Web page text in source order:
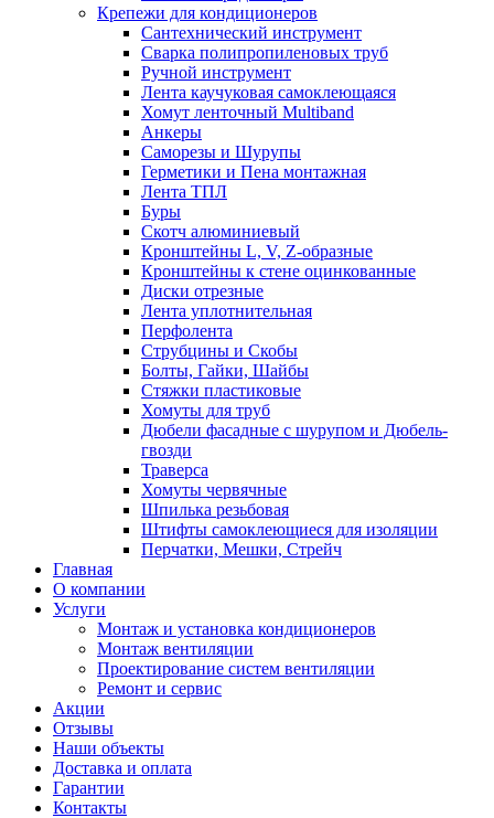
Крепежи для кондиционеров
Сантехнический инструмент
Сварка полипропиленовых труб
Ручной инструмент
Лента каучуковая самоклеющаяся
Хомут ленточный Multiband
Анкеры
Саморезы и Шурупы
Герметики и Пена монтажная
Лента ТПЛ
Буры
Скотч алюминиевый
Кронштейны L, V, Z-образные
Кронштейны к стене оцинкованные
Диски отрезные
Лента уплотнительная
Перфолента
Струбцины и Скобы
Болты, Гайки, Шайбы
Стяжки пластиковые
Хомуты для труб
Дюбели фасадные с шурупом и Дюбель-
гвозди
Траверса
Хомуты червячные
Шпилька резьбовая
Штифты самоклеющиеся для изоляции
Перчатки, Мешки, Стрейч
Главная
О компании
Услуги
Монтаж и установка кондиционеров
Монтаж вентиляции
Проектирование систем вентиляции
Ремонт и сервис
Акции
Отзывы
Наши объекты
Доставка и оплата
Гарантии
Контакты